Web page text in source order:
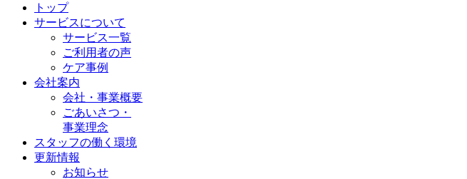
トップ
サービスについて
サービス一覧
ご利用者の声
ケア事例
会社案内
会社・事業概要
ごあいさつ・
事業理念
スタッフの働く環境
更新情報
お知らせ